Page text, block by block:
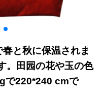
と秋に保温されま
。田园の花や玉の色
で220*240 cmで